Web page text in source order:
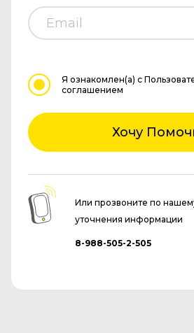
Я ознакомлен(а) с
соглашением
Хочу
Или прозвоните по
уточнения информации
8-988-505-2-505